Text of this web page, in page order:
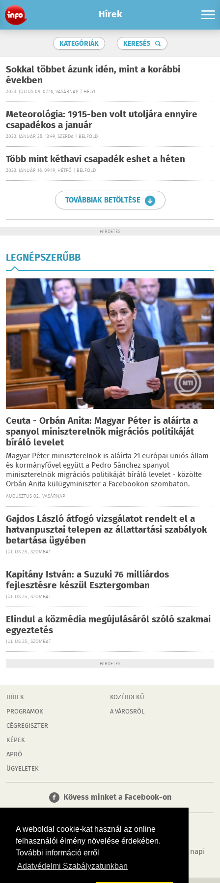
A weboldal cookie-kat használ az online
felhasználói élmény növelése érdekében.
További információ erről
Adatvédelmi Szabályzatunkban
Hírek
KATEGÓRIÁK KERESÉS
Sokkal többet ázunk idén, mint a korábbi
években
2023. JÚLIUS 09. 07:16, VASÁRNAP | HELYI
Meteorológia: 1915-ben volt utoljára ennyire
csapadékos a január
2023. JANUÁR 25. 13:49, SZERDA | BELFÖLD
Több mint kéthavi csapadék eshet a héten
2023. JANUÁR 16. 09:19, HÉTFŐ | BELFÖLD
TOVÁBBIAK BETÖLTÉSE
HIRDETÉS
LEGNÉPSZERŰBB
Ceuta - Orbán Anita: Magyar Péter is aláírta a
spanyol miniszterelnök migrációs politikáját
bíráló levelet
Magyar Péter miniszterelnök is aláírta 21 európai uniós állam-
és kormányfővel együtt a Pedro Sánchez spanyol
miniszterelnök migrációs politikáját bíráló levelet - közölte
Orbán Anita külügyminiszter a Facebookon szombaton.
AUGUSZTUS 02., VASÁRNAP
Gajdos László átfogó vizsgálatot rendelt el a
hatvanpusztai telepen az állattartási szabályok
betartása ügyében
JÚLIUS 25., SZOMBAT
Kapitány István: a Suzuki 76 milliárdos
fejlesztésre készül Esztergomban
JÚLIUS 25., SZOMBAT
Elindul a közmédia megújulásáról szóló szakmai
egyeztetés
JÚLIUS 25., SZOMBAT
HIRDETÉS
HÍREK
PROGRAMOK
CÉGREGISZTER
KÉPEK
APRÓ
ÜGYELETEK
KÖZÉRDEKŰ
A VÁROSRÓL
Kövess minket a Facebook-on
Tudj meg többet városodról! Hírek, programok, képek, napi
menü, cégek…. és minden, ami Győr